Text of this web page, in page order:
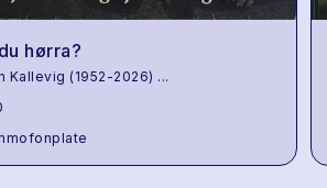
hørra?
Kallevig (1952-2026) ...